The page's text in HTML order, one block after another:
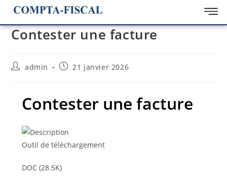
Contester une facture
admin 21 janvier 2026
Contester une facture
Outil de téléchargement
DOC (28.5K)